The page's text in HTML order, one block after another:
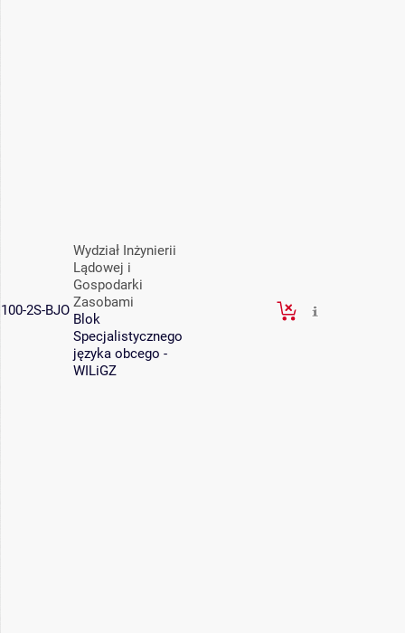
100-2S-BJO
Wydział Inżynierii
Lądowej i
Gospodarki
Zasobami
Blok
Specjalistycznego
języka obcego -
WILiGZ